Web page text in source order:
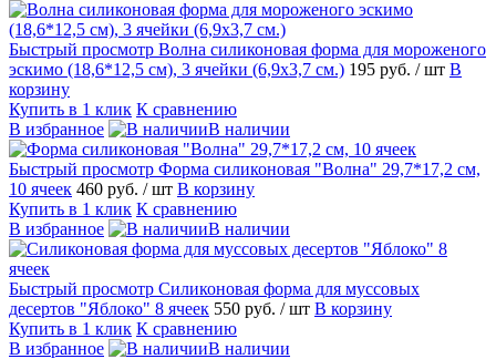
Быстрый просмотр Волна силиконовая форма для мороженого
эскимо (18,6*12,5 см), 3 ячейки (6,9х3,7 см.) 195 руб. / шт В
корзину
Купить в 1 клик К сравнению
В избранное
В наличии
Быстрый просмотр Форма силиконовая "Волна" 29,7*17,2 см,
10 ячеек 460 руб. / шт В корзину
Купить в 1 клик К сравнению
В избранное
В наличии
Быстрый просмотр Силиконовая форма для муссовых
десертов "Яблоко" 8 ячеек 550 руб. / шт В корзину
Купить в 1 клик К сравнению
В избранное
В наличии